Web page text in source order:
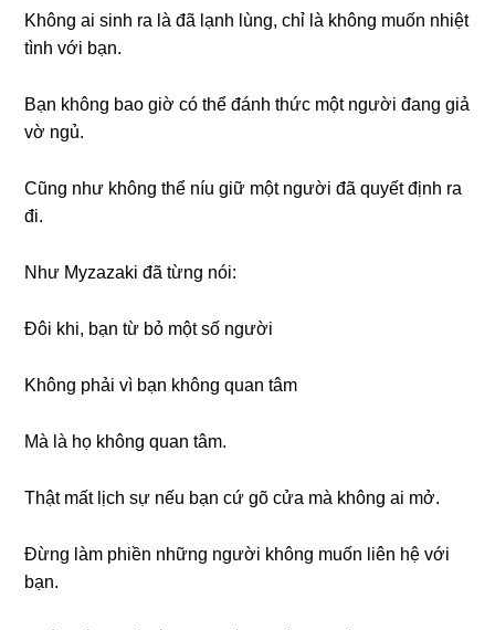
Không ai sinh ra là đã lạnh lùng, chỉ là không muốn nhiệt
tình với bạn.
Bạn không bao giờ có thể đánh thức một người đang giả
vờ ngủ.
Cũng như không thể níu giữ một người đã quyết định ra
đi.
Như Myzazaki đã từng nói:
Đôi khi, bạn từ bỏ một số người
Không phải vì bạn không quan tâm
Mà là họ không quan tâm.
Thật mất lịch sự nếu bạn cứ gõ cửa mà không ai mở.
Đừng làm phiền những người không muốn liên hệ với
bạn.